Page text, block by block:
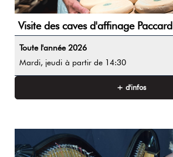
Visite des caves d'affinage Paccard
Toute l'année2026
Mardi, jeudi à partir de 14:30
+ d'infos